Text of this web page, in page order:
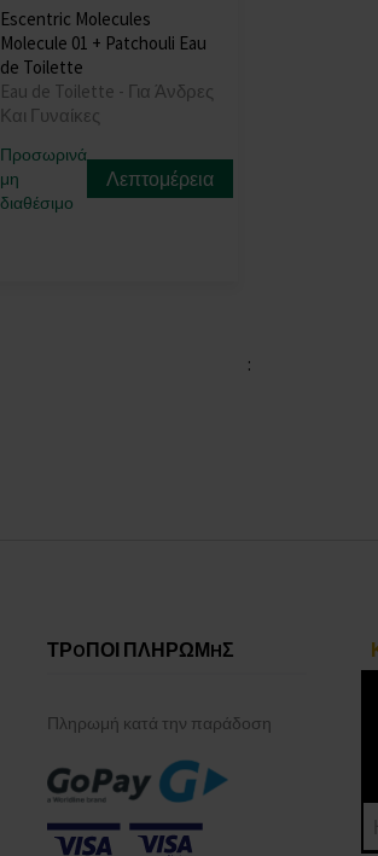
Escentric Molecules
Molecule 01 + Patchouli Eau
de Toilette
Eau de Toilette - Για Άνδρες
Και Γυναίκες
Προσωρινά
μη
διαθέσιμο
Λεπτομέρεια
:
ΤΡOΠΟΙ ΠΛΗΡΩΜHΣ
Πληρωμή κατά την παράδοση